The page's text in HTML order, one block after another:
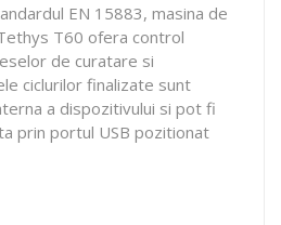
EN 15883, masina de
T60 ofera control
de curatare si
ciclurilor finalizate sunt
a dispozitivului si pot fi
prin portul USB pozitionat